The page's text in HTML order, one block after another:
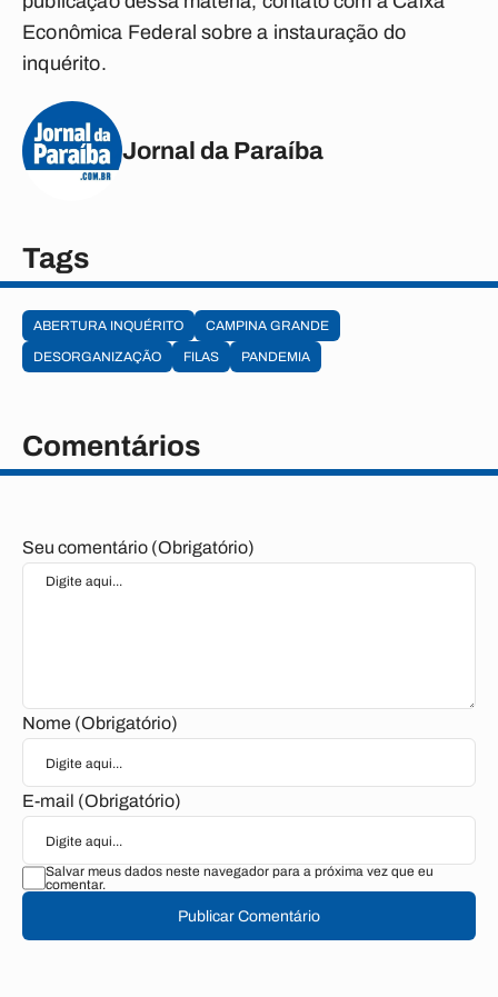
Econômica Federal sobre a instauração do
inquérito.
Jornal da Paraíba
Tags
ABERTURA INQUÉRITO
CAMPINA GRANDE
DESORGANIZAÇÃO
FILAS PANDEMIA
Comentários
Seu comentário (Obrigatório)
Nome (Obrigatório)
E-mail (Obrigatório)
Salvar meus dados neste navegador para a próxima vez que eu
comentar.
Publicar Comentário